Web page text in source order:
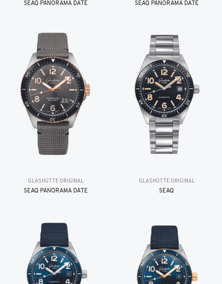
SEAQ PANORAMA DATE SEAQ PANORAMA DATE
GLASHÜTTE ORIGINAL
SEAQ PANORAMA DATE
GLASHÜTTE ORIGINAL
SEAQ